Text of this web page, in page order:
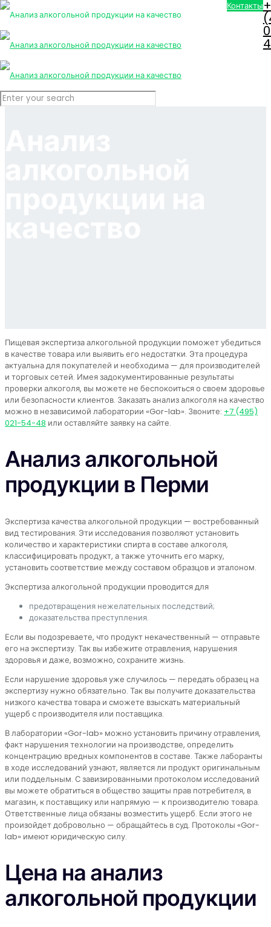
Контакты
Пищевая экспертиза алкогольной продукции поможет убедиться
в качестве товара или выявить его недостатки. Эта процедура
актуальна для покупателей и необходима — для производителей
и торговых сетей. Имея задокументированные результаты
проверки алкоголя, вы можете не беспокоиться о своем здоровье
или безопасности клиентов. Заказать анализ алкоголя на качество
можно в независимой лаборатории «Gor-lab». Звоните: +7 (495)
021-54-48 или оставляйте заявку на сайте.
Анализ алкогольной
продукции в Перми
Экспертиза качества алкогольной продукции — востребованный
вид тестирования. Эти исследования позволяют установить
количество и характеристики спирта в составе алкоголя,
классифицировать продукт, а также уточнить его марку,
установить соответствие между составом образцов и эталоном.
Экспертиза алкогольной продукции проводится для
предотвращения нежелательных последствий;
доказательства преступления.
Если вы подозреваете, что продукт некачественный — отправьте
его на экспертизу. Так вы избежите отравления, нарушения
здоровья и даже, возможно, сохраните жизнь.
Если нарушение здоровья уже случилось — передать образец на
экспертизу нужно обязательно. Так вы получите доказательства
низкого качества товара и сможете взыскать материальный
ущерб с производителя или поставщика.
В лаборатории «Gor-lab» можно установить причину отравления,
факт нарушения технологии на производстве, определить
концентрацию вредных компонентов в составе. Также лаборанты
в ходе исследований узнают, является ли продукт оригинальным
или поддельным. С завизированными протоколом исследований
вы можете обратиться в общество защиты прав потребителя, в
магазин, к поставщику или напрямую — к производителю товара.
Ответственные лица обязаны возместить ущерб. Если этого не
произойдет добровольно — обращайтесь в суд. Протоколы «Gor-
lab» имеют юридическую силу.
Цена на анализ
алкогольной продукции